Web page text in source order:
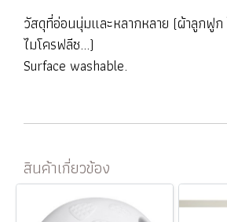
วัสดุที่อ่อนนุ่มและหลากหลาย (ผ้าลูกฟูก
ไมโครฟลีซ...)
Surface washable.
สินค้าเกี่ยวข้อง